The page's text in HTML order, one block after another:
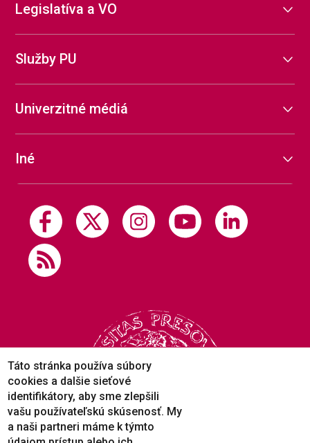
Legislatíva a VO
Služby PU
Univerzitné médiá
Iné
Táto stránka používa súbory
cookies a dalšie sieťové
identifikátory, aby sme zlepšili
vašu používateľskú skúsenosť. My
a naši partneri máme k týmto